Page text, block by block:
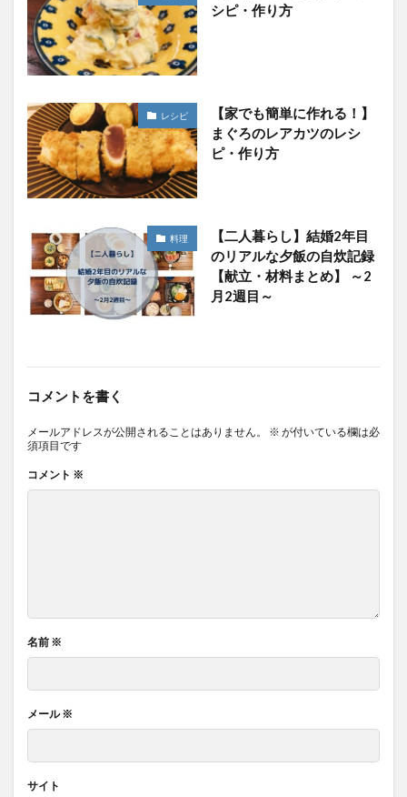
シピ・作り方
レシピ
【家でも簡単に作れる！】
まぐろのレアカツのレシ
ピ・作り方
料理
【二人暮らし】結婚2年目
のリアルな夕飯の自炊記録
【献立・材料まとめ】 ～2
月2週目～
コメントを書く
メールアドレスが公開されることはありません。 ※ が付いている欄は必
須項目です
コメント ※
名前 ※
メール※
サイト